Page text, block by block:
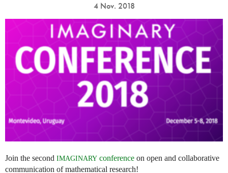
4 Nov. 2018
Join the second IMAGINARY conference on open and collaborative
communication of mathematical research!